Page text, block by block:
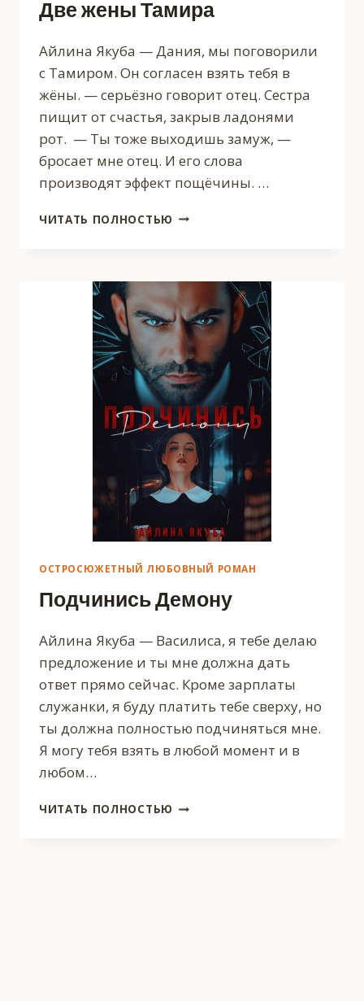
Две жены Тамира
Айлина Якуба — Дания, мы поговорили
с Тамиром. Он согласен взять тебя в
жёны. — серьёзно говорит отец. Сестра
пищит от счастья, закрыв ладонями
рот. — Ты тоже выходишь замуж, —
бросает мне отец. И его слова
производят эффект пощёчины. …
ЧИТАТЬ ПОЛНОСТЬЮ ДВЕ
ОСТРОСЮЖЕТНЫЙ ЛЮБОВНЫЙ РОМАН
Подчинись Демону
Айлина Якуба — Василиса, я тебе делаю
предложение и ты мне должна дать
ответ прямо сейчас. Кроме зарплаты
служанки, я буду платить тебе сверху, но
ты должна полностью подчиняться мне.
Я могу тебя взять в любой момент и в
любом…
ЧИТАТЬ ПОЛНОСТЬЮ ПОДЧИНИСЬ